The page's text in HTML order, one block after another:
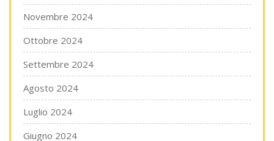
Novembre 2024
Ottobre 2024
Settembre 2024
Agosto 2024
Luglio 2024
Giugno 2024